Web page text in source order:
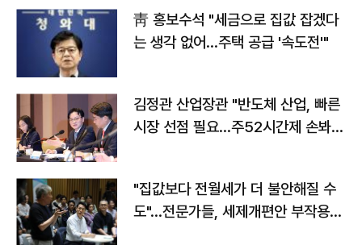
靑 홍보수석 "세금으로 집값 잡겠다
는 생각 없어…주택 공급 '속도전'"
김정관 산업장관 "반도체 산업, 빠른
시장 선점 필요…주52시간제 손봐
"집값보다 전월세가 더 불안해질 수
도"…전문가들, 세제개편안 부작용